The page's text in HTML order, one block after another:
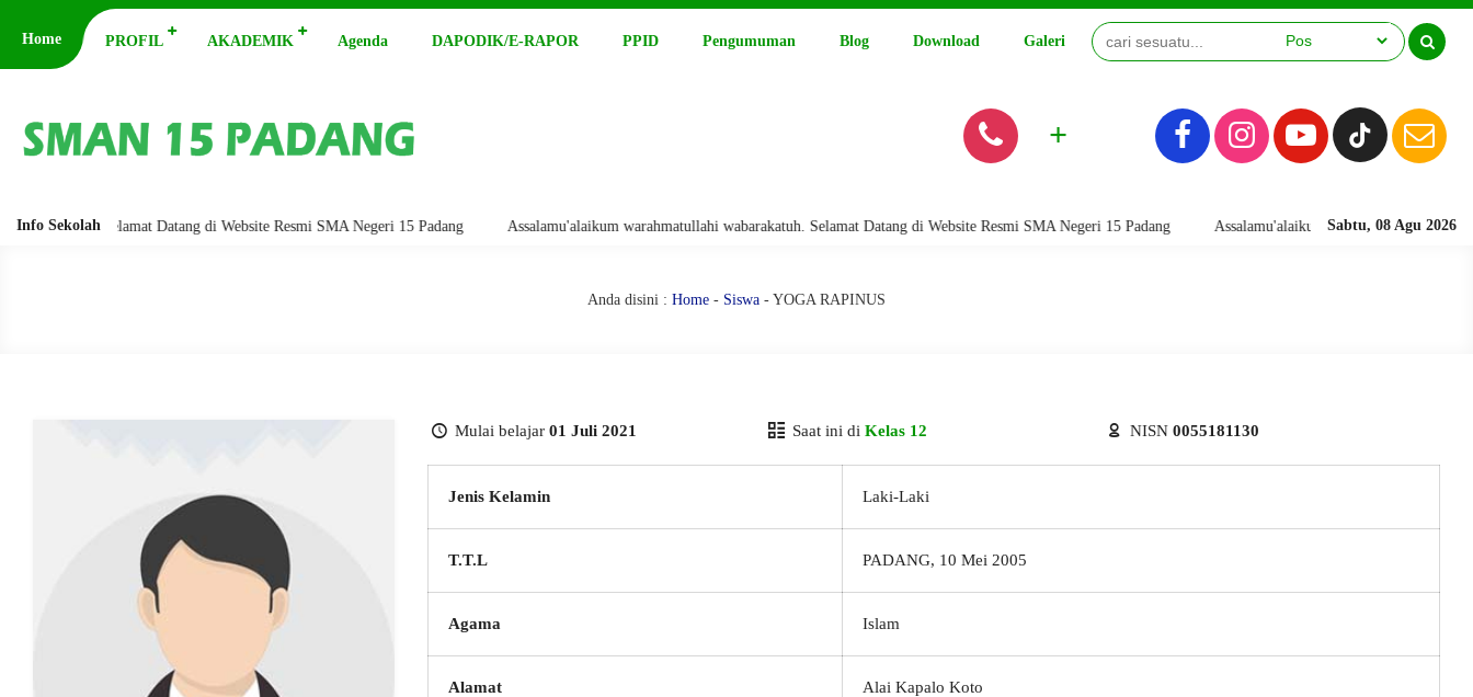
Home PROFIL AKADEMIK Agenda DAPODIK/E-RAPOR PPID Pengumuman Blog Download Galeri Video
+
Info Sekolah Sabtu, 08 Agu 2026
Selamat Datang di Website Resmi SMA Negeri 15 Padang Assalamu'alaikum warahmatullahi wabarakatuh. Selamat Datang di Website Resmi SMA Negeri 15 Padang Assalamu'alaikum warahmatullahi
Anda disini : Home - Siswa - YOGA RAPINUS
Mulai belajar 01 Juli 2021 Saat ini di Kelas 12 NISN 0055181130
Jenis Kelamin Laki-Laki
T.T.L PADANG, 10 Mei 2005
Agama Islam
Alamat Alai Kapalo Koto